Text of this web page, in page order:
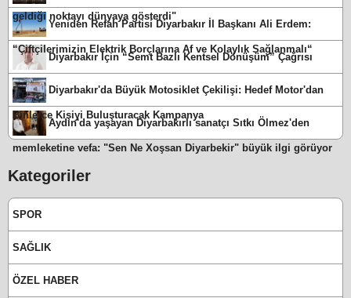
geldiği noktayı dünyaya gösterdi"
Yeniden Refah Partisi Diyarbakır İl Başkanı Ali Erdem:
“Çiftçilerimizin Elektrik Borçlarına Af ve Kolaylık Sağlanmalı“
Diyarbakır İçin “Semt Bazlı Kentsel Dönüşüm” Çağrısı
Diyarbakır'da Büyük Motosiklet Çekilişi: Hedef Motor'dan
Binlerce Kişiyi Buluşturacak Kampanya
Aydın'da yaşayan Diyarbakırlı sanatçı Sıtkı Ölmez'den
memleketine vefa: "Sen Ne Xoşsan Diyarbekir" büyük ilgi görüyor
Kategoriler
SPOR
SAĞLIK
ÖZEL HABER